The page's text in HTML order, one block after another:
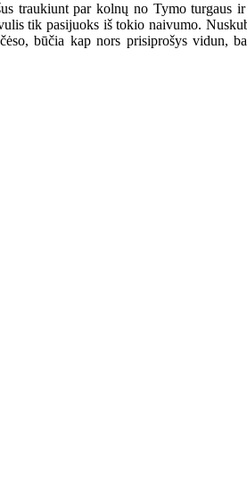
traukiunt par kolnų no Tymo turgaus
tik pasijuoks iš tokio naivumo.
būčia kap nors prisiprošys vidun,